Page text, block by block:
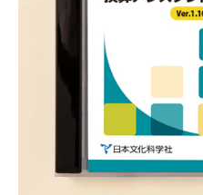
心理検査ご利用時の注意点